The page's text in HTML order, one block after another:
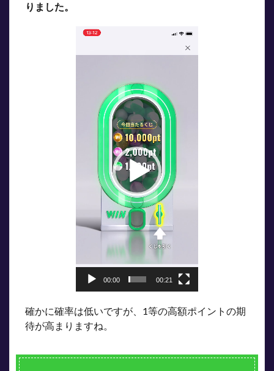
りました。
ー
ヤ
ー
00:00 00:21
確かに確率は低いですが、1等の高額ポイントの期
待が高まりますね。